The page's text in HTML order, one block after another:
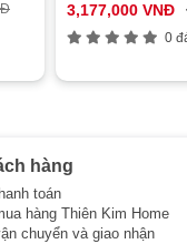
3,177,000 VNĐ
0
hàng
toán
hàng Thiên Kim Home
chuyển và giao nhận